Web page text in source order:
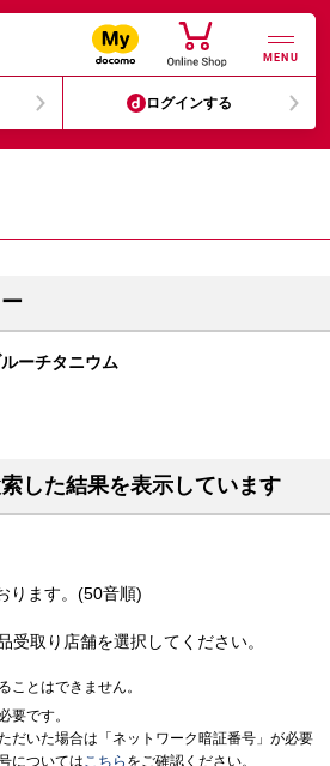
MENU
ログインする
ーチタニウム
した結果を表示しています
ります。(50音順)
受取り店舗を選択してください。
ことはできません。
要です。
だいた場合は「ネットワーク暗証番号」が必要
についてはこちら をご確認ください。